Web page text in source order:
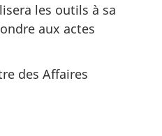
les outils à sa
aux actes
des Affaires